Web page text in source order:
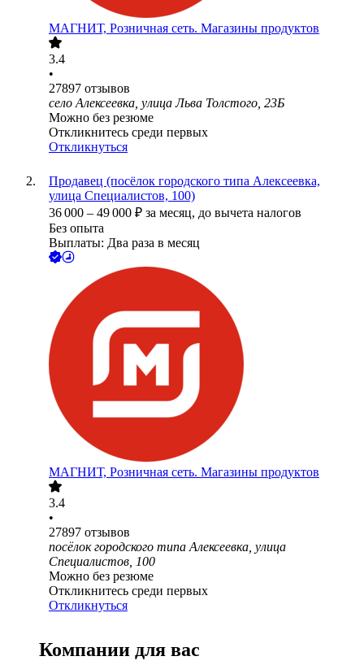
МАГНИТ, Розничная сеть. Магазины продуктов
3.4
•
27897 отзывов
село Алексеевка, улица Льва Толстого, 23Б
Можно без резюме
Откликнитесь среди первых
Откликнуться
Продавец (посёлок городского типа Алексеевка,
улица Специалистов, 100)
36 000 – 49 000 ₽ за месяц, до вычета налогов
Без опыта
Выплаты: Два раза в месяц
МАГНИТ, Розничная сеть. Магазины продуктов
3.4
•
27897 отзывов
посёлок городского типа Алексеевка, улица
Специалистов, 100
Можно без резюме
Откликнитесь среди первых
Откликнуться
Компании для вас